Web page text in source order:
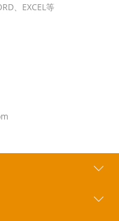
、EXCEL等